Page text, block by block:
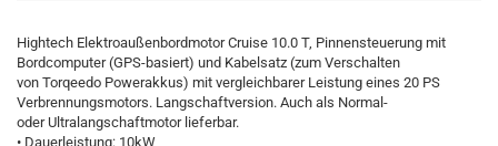
Hightech Elektroaußenbordmotor Cruise 10.0 T, Pinnensteuerung mit
Bordcomputer (GPS-basiert) und Kabelsatz (zum Verschalten
von Torqeedo Powerakkus) mit vergleichbarer Leistung eines 20 PS
Verbrennungsmotors. Langschaftversion. Auch als Normal-
oder Ultralangschaftmotor lieferbar.
• Dauerleistung: 10kW